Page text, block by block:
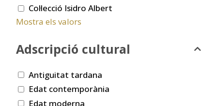
Col·lecció Isidro Albert
Mostra els valors
Adscripció cultural
Antiguitat tardana
Edat contemporània
Edat moderna